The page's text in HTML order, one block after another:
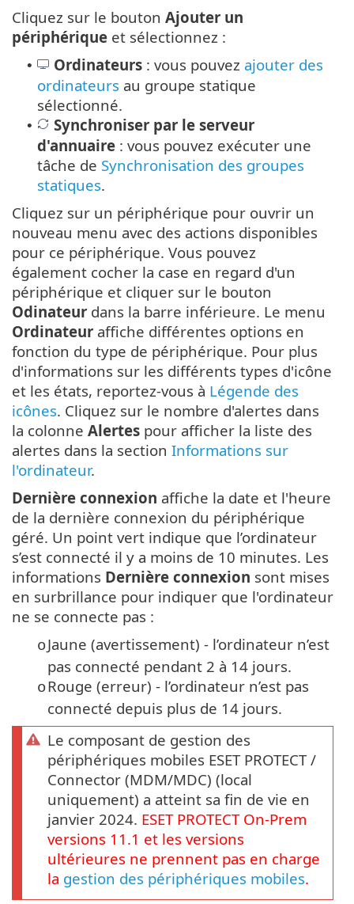
Cliquez sur le bouton Ajouter un
périphérique et sélectionnez :
• Ordinateurs : vous pouvez ajouter des
ordinateurs au groupe statique
sélectionné.
•
Synchroniser par le serveur
d'annuaire : vous pouvez exécuter une
tâche de Synchronisation des groupes
statiques.
Cliquez sur un périphérique pour ouvrir un
nouveau menu avec des actions disponibles
pour ce périphérique. Vous pouvez
également cocher la case en regard d'un
périphérique et cliquer sur le bouton
Odinateur dans la barre inférieure. Le menu
Ordinateur affiche différentes options en
fonction du type de périphérique. Pour plus
d'informations sur les différents types d'icône
et les états, reportez-vous à Légende des
icônes. Cliquez sur le nombre d'alertes dans
la colonne Alertes pour afficher la liste des
alertes dans la section Informations sur
l'ordinateur.
Dernière connexion affiche la date et l'heure
de la dernière connexion du périphérique
géré. Un point vert indique que l’ordinateur
s’est connecté il y a moins de 10 minutes. Les
informations Dernière connexion sont mises
en surbrillance pour indiquer que l'ordinateur
ne se connecte pas :
oJaune (avertissement) - l’ordinateur n’est
pas connecté pendant 2 à 14 jours.
oRouge (erreur) - l’ordinateur n’est pas
connecté depuis plus de 14 jours.
Le composant de gestion des
périphériques mobiles ESET PROTECT /
Connector (MDM/MDC) (local
uniquement) a atteint sa fin de vie en
janvier 2024. ESET PROTECT On-Prem
versions 11.1 et les versions
ultérieures ne prennent pas en charge
la gestion des périphériques mobiles.